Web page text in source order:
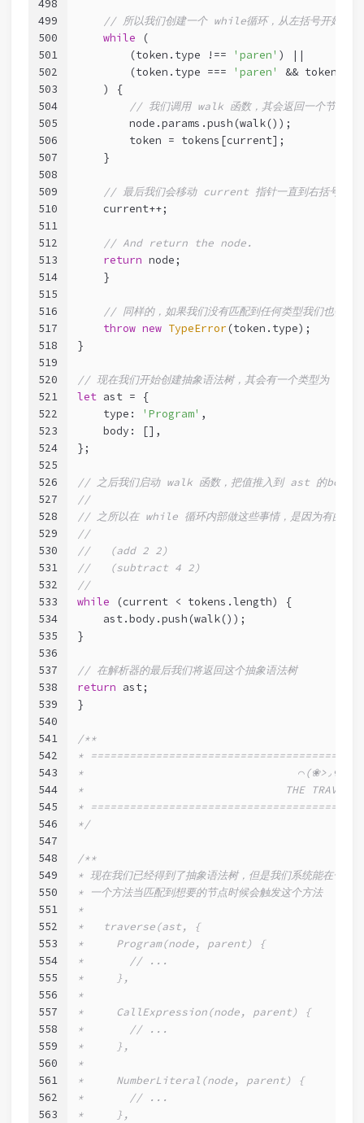
498
499
500
501
502
503
504
505
506
507
508
509
510
511
512
513
514
515
516
517
518
519
520
521
522
523
524
525
526
527
528
529
530
531
532
533
534
535
536
537
538
539
540
541
542
543
544
545
546
547
548
549
550
551
552
553
554
555
556
557
558
559
560
561
562
563
// 所以我们创建一个 while循环，从左括号开始，直
while (
        (token.type !==
'paren' ) ||
        (token.type ===
'paren'
&&
    ) {
// 我们调用 walk 函数，其会返回一个节点，
        node.params.push(walk());
        token = tokens[current];
    }
// 最后我们会移动 current 指针一直到右括号
    current++;
// And return the node.
return node;
    }
// 同样的，如果我们没有匹配到任何类型我们也会抛
throw new TypeError (token.type);
}
// 现在我们开始创建抽象语法树，其会有一个类型为
let ast = {
    type:
'Program' ,
    body: [],
};
// 之后我们启动 walk 函数，把值推入到 ast 的body
//
// 之所以在 while 循环内部做这些事情，是因为有的函数
//
//   (add 2 2)
//   (subtract 4 2)
//
while (current < tokens.length) {
    ast.body.push(walk());
}
// 在解析器的最后我们将返回这个抽象语法树
return ast;
}
/**
*
*
*                               THE
*
*/
/**
* 现在我们已经得到了抽象语法树，但是我们系统能在一
* 一个方法当匹配到想要的节点时候会触发这个方法
*
*   traverse(ast, {
*     Program(node, parent) {
*       // ...
*     },
*
*     CallExpression(node, parent) {
*       // ...
*     },
*
*     NumberLiteral(node, parent) {
*       // ...
*     },